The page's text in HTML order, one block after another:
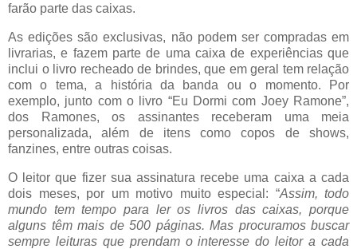
farão parte das caixas.
As edições são exclusivas, não podem ser compradas em
livrarias, e fazem parte de uma caixa de experiências que
inclui o livro recheado de brindes, que em geral tem relação
com o tema, a história da banda ou o momento. Por
exemplo, junto com o livro “Eu Dormi com Joey Ramone”,
dos Ramones, os assinantes receberam uma meia
personalizada, além de itens como copos de shows,
fanzines, entre outras coisas.
O leitor que fizer sua assinatura recebe uma caixa a cada
dois meses, por um motivo muito especial: “Assim, todo
mundo tem tempo para ler os livros das caixas, porque
alguns têm mais de 500 páginas. Mas procuramos buscar
sempre leituras que prendam o interesse do leitor a cada